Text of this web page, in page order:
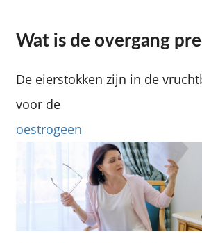
Wat is de overgang
De eierstokken zijn in de
voor de
oestrogeen